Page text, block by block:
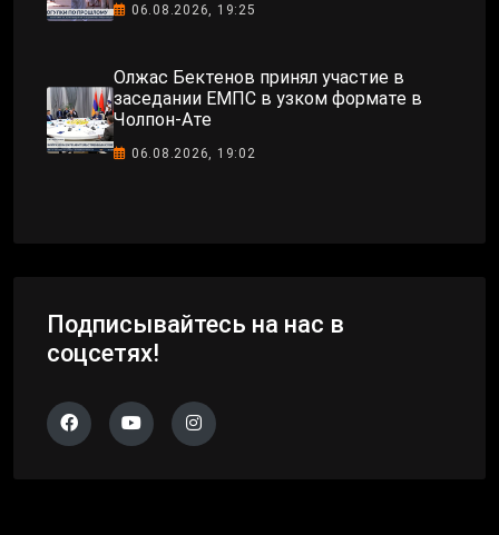
06.08.2026, 19:25
Олжас Бектенов принял участие в
заседании ЕМПС в узком формате в
Чолпон-Ате
06.08.2026, 19:02
Подписывайтесь на нас в
соцсетях!